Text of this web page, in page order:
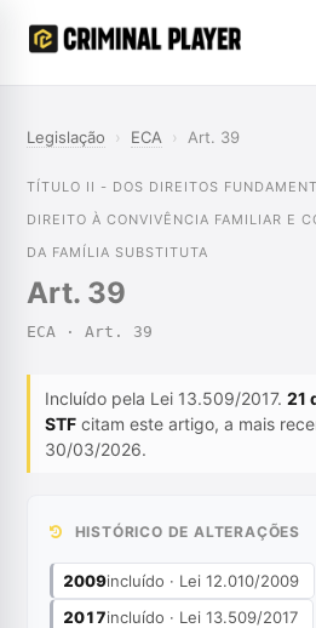
Legislação › ECA › Art. 39
TÍTULO II - DOS DIREITOS
DIREITO À CONVIVÊNCIA FAMILIAR E
DA FAMÍLIA SUBSTITUTA
Art. 39
ECA · Art. 39
Incluído pela Lei 13.509/2017. 21
STF citam este artigo, a mais
30/03/2026.
HISTÓRICO DE ALTERAÇÕES
2009incluído · Lei 12.010/2009
2017incluído · Lei 13.509/2017